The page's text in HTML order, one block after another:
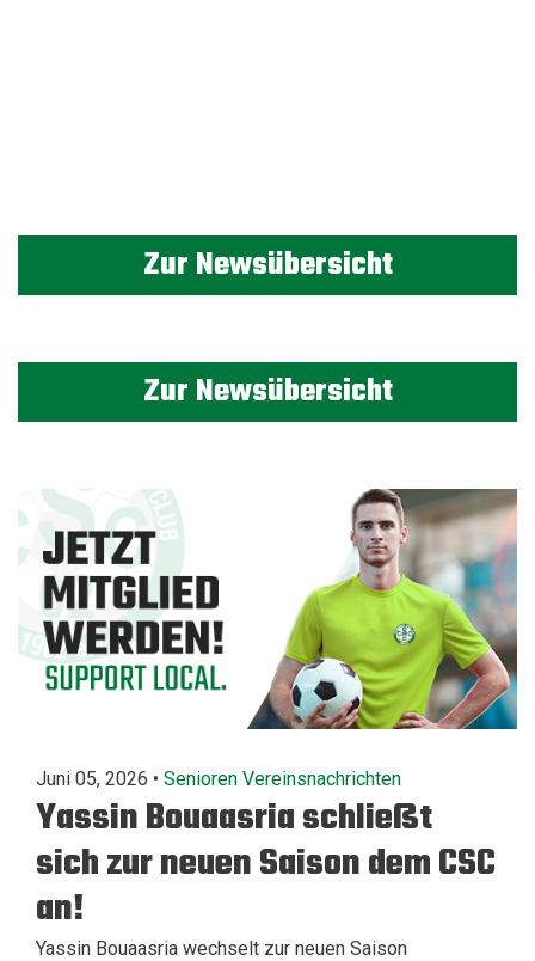
Zur Newsübersicht
Zur Newsübersicht
Juni 05, 2026 • Senioren Vereinsnachrichten
Yassin Bouaasria schließt
sich zur neuen Saison dem CSC
an!
Yassin Bouaasria wechselt zur neuen Saison